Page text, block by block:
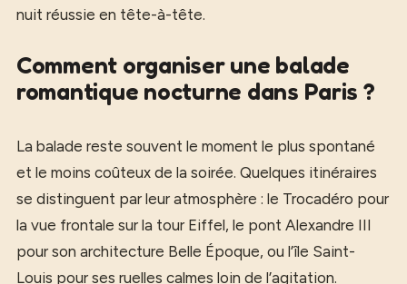
nuit réussie en tête-à-tête.
Comment organiser une balade
romantique nocturne dans Paris ?
La balade reste souvent le moment le plus spontané
et le moins coûteux de la soirée. Quelques itinéraires
se distinguent par leur atmosphère : le Trocadéro pour
la vue frontale sur la tour Eiffel, le pont Alexandre III
pour son architecture Belle Époque, ou l’île Saint-
Louis pour ses ruelles calmes loin de l’agitation.